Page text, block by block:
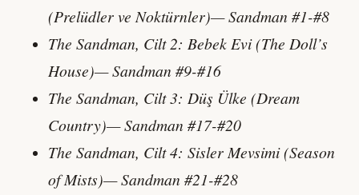
(Prelüdler ve Noktürnler)— Sandman #1-#8
The Sandman, Cilt 2: Bebek Evi (The Doll’s
House)— Sandman #9-#16
The Sandman, Cilt 3: Düş Ülke (Dream
Country)— Sandman #17-#20
The Sandman, Cilt 4: Sisler Mevsimi (Season
of Mists)— Sandman #21-#28